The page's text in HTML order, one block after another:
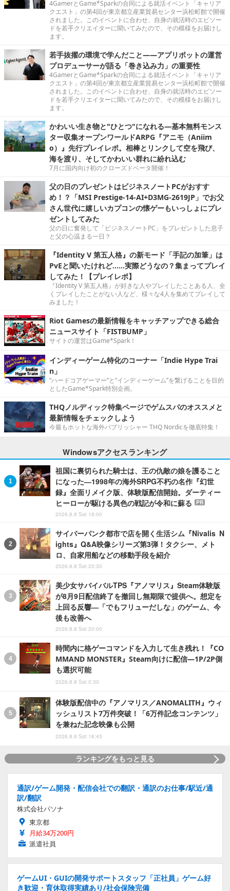
4GamerとGame*Sparkの合同による就活イベント「キャリア
クエスト」の第4回が東京都立産業貿易センター浜松町館で開催
されました。このイベントに合わせ、自身の就活時のエピソー
ドを若手クリエイターに聞いてみたので、その模様をお届けし
ます。
若手抜擢の環境で学んだこと――アプリボットの運営
プロデューサーが語る「巻き込み力」の重要性
4GamerとGame*Sparkの合同による就活イベント「キャリア
クエスト」の第4回が東京都立産業貿易センター浜松町館で開催
されました。このイベントに合わせ、自身の就活時のエピソー
ドを若手クリエイターに聞いてみたので、その模様をお届けし
ます。
かわいい生き物と"ひとつ"になれる―基本無料モンス
ター収集オープンワールドARPG『アニモ（Aniim
o）』先行プレイレポ。相棒とリンクして空を飛び、
海を渡り、そしてかわいい群れに紛れ込む
7月に国内向け初のクローズドベータ開催！
父の日のプレゼントはビジネスノートPCがおすす
め！？「MSI Prestige-14-AI+D3MG-2619JP」でお父
さん世代に嬉しいカプコンの懐ゲーもいっしょにプレ
ゼントしてみた
父の日に奮発して「ビジネスノートPC」をプレゼントした息子
と父の心温まる一日？
『Identity V 第五人格』の新モード「手記の加筆」は
PvEと聞いたけれど……実際どうなの？集まってプレイ
してみた！【プレイレポ】
『Identity V 第五人格』が好きな人やプレイしたことある人、全
くプレイしたことがない人など、様々な4人を集めてプレイして
みました！
Riot Gamesの最新情報をキャッチアップできる総合
ニュースサイト「FISTBUMP」
サイトの運営はGame*Spark！
インディーゲーム特化のコーナー「Indie Hype Trai
n」
“ハードコアゲーマー”と“インディーゲーム”を繋げることを目的
としたGame*Spark特別企画。
THQノルディック特集ページでゲムスパのオススメと
最新情報をチェックしよう
今最もホットな海外パブリッシャー THQ Nordicを徹底特集！
Windowsアクセスランキング
祖国に裏切られた騎士は、王の仇敵の娘を護ること
になった―1998年の海外SRPG不朽の名作『幻世
録』全面リメイク版、体験版配信開始。ダーティー
ヒーローが駆ける異色の戦記が令和に蘇る
PR
2026.8.8 Sat 18:00
サイバーパンク都市で店を開く生活シム『Nivalis N
ights』Q&A映像シリーズ第3弾！タクシー、メト
ロ、自家用船などの移動手段を紹介
2026.8.8 Sat 20:30
美少女サバイバルTPS『アノマリス』Steam体験版
が8月9日配信終了を撤回し無期限で提供へ。想定を
上回る反響―「でもフリューだしな」のゲーム、今
後も改善へ
2026.8.8 Sat 20:00
時間内に格ゲーコマンドを入力して生き残れ！『CO
MMAND MONSTER』Steam向けに配信―1P/2P側
も選択可能
2026.8.8 Sat 0:30
体験版配信中の『アノマリス／ANOMALITH』ウィ
ッシュリスト7万件突破！「6万件記念コンテンツ」
を兼ねた記念映像も公開
2026.8.8 Sat 16:45
ランキングをもっと見る
通訳/ゲーム開発・配信会社での翻訳・通訳のお仕事/駅近/通
訳/翻訳
株式会社パソナ
東京都
月給34万200円
派遣社員
ゲームUI・GUIの開発サポートスタッフ「正社員」ゲーム好
き歓迎・育休取得実績あり/社会保険完備